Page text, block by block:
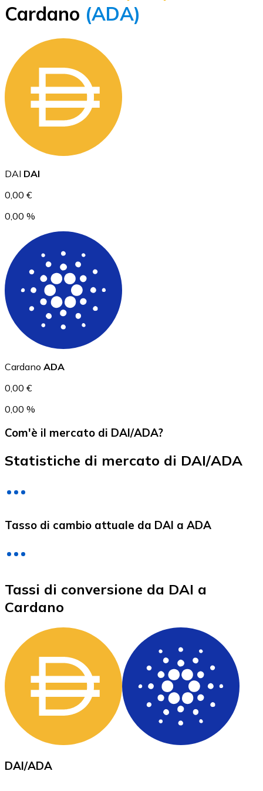
BTC
Ethereum
ETH
USD Coin
USDC
XRP
XRP
Cardano (ADA)
DAI DAI
0,00 €
0,00 %
Cardano ADA
0,00 €
0,00 %
Com'è il mercato di DAI/ADA?
Statistiche di mercato di DAI/ADA
Tasso di cambio attuale da DAI a ADA
Tassi di conversione da DAI a
Cardano
DAI/ADA